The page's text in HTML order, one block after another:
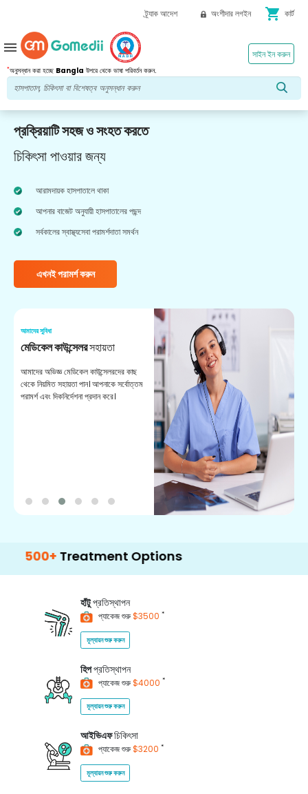
ট্র্যাক আদেশ অংশীদার লগইন shopping_cart কার্ট
*অনুসন্ধান করা হচ্ছে Bangla উপরে থেকে ভাষা পরিবর্তন করুন.
সাইন ইন করুন
menu
প্রক্রিয়াটি সহজ ও সংহত করতে
চিকিৎসা পাওয়ার জন্য
আরামদায়ক হাসপাতালে থাকা
আপনার বাজেট অনুযায়ী হাসপাতালের পছন্দ
সর্বকালের স্বাস্থ্যসেবা পরামর্শদাতা সমর্থন
এখনই পরামর্শ করুন
আমাদের সুবিধা
মেডিকেল কাউন্সেলরসহায়তা
আমাদের অভিজ্ঞ মেডিকেল কাউন্সেলরদের কাছ
থেকে নিয়মিত সহায়তা পান। আপনাকে সর্বোত্তম
পরামর্শ এবং দিকনির্দেশনা প্রদান করে।
Treatment Options
হাঁটুপ্রতিস্থাপন
প্যাকেজ শুরু$3500 *
মূল্যায়ন শুরু করুন
হিপপ্রতিস্থাপন
প্যাকেজ শুরু$4000 *
মূল্যায়ন শুরু করুন
আইভিএফচিকিৎসা
প্যাকেজ শুরু$3200 *
মূল্যায়ন শুরু করুন